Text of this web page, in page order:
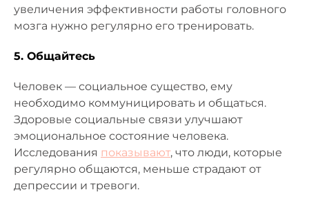
увеличения эффективности работы головного
мозга нужно регулярно его тренировать.
5. Общайтесь
Человек — социальное существо, ему
необходимо коммуницировать и общаться.
Здоровые социальные связи улучшают
эмоциональное состояние человека.
Исследования показывают, что люди, которые
регулярно общаются, меньше страдают от
депрессии и тревоги.